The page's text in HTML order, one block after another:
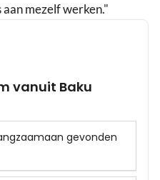
mezelf werken."
vanuit Baku
gevonden